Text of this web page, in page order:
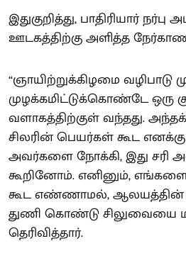
இதுகுறித்து, பாதிரியார் நர்பு
ஊடகத்திற்கு அளித்த
“ஞாயிற்றுக்கிழமை வழிபாடு
முழக்கமிட்டுக்கொண்டே ஒரு
வளாகத்திற்குள் வந்தது.
சிலரின் பெயர்கள் கூட
அவர்களை நோக்கி, இது சரி
கூறினோம். எனினும்,
கூட எண்ணாமல், ஆலயத்தின்
துணி கொண்டு சிலுவையை
தெரிவித்தார்.